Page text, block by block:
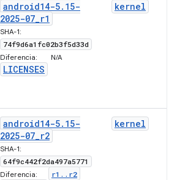
android14-5. 15-
2025-07_r1
SHA-1:
74f9d6a1fc02b3f5d33d
Diferencia: N/A
LICENSES
kernel
android14-5. 15-
2025-07_r2
SHA-1:
64f9c442f2da497a5771
Diferencia: r1 . . r2
kernel